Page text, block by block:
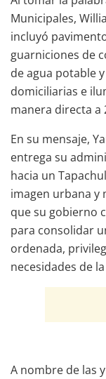
Municipales,
incluyó
guarniciones de
de agua potable
domiciliarias e
manera directa a
En su mensaje,
entrega su
hacia un
imagen urbana y
que su gobierno
para consolidar
ordenada,
necesidades de
A nombre de las